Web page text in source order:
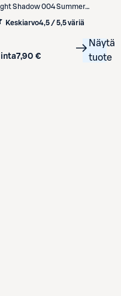
Shadow 004 Summer
luomiväri
Keskiarvo4,5 / 5,5 väriä
7,90 €
Näytä
tuote